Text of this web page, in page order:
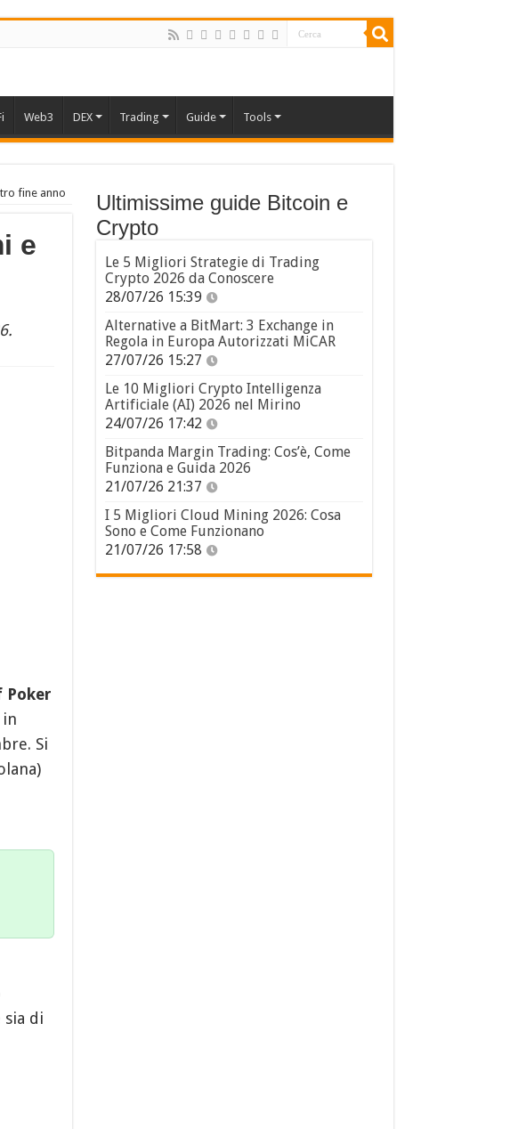
Web3 DEX Trading Guide Tools
fine anno
e
Poker
Si
di
Ultimissime guide Bitcoin e
Crypto
Le 5 Migliori Strategie di Trading
Crypto 2026 da Conoscere
28/07/26 15:39
Alternative a BitMart: 3 Exchange in
Regola in Europa Autorizzati MiCAR
27/07/26 15:27
Le 10 Migliori Crypto Intelligenza
Artificiale (AI) 2026 nel Mirino
24/07/26 17:42
Bitpanda Margin Trading: Cos’è, Come
Funziona e Guida 2026
21/07/26 21:37
I 5 Migliori Cloud Mining 2026: Cosa
Sono e Come Funzionano
21/07/26 17:58